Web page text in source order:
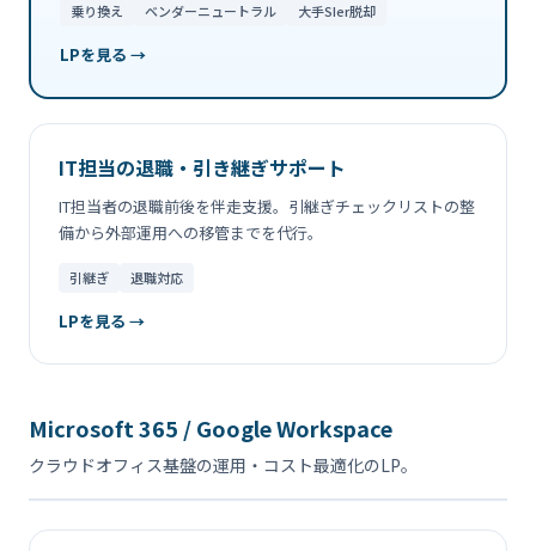
乗り換え ベンダーニュートラル 大手SIer脱却
LPを見る →
IT担当の退職・引き継ぎサポート
IT担当者の退職前後を伴走支援。引継ぎチェックリストの整
備から外部運用への移管までを代行。
引継ぎ 退職対応
LPを見る →
Microsoft 365 / Google Workspace
クラウドオフィス基盤の運用・コスト最適化のLP。